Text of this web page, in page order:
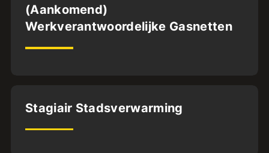
Dordrecht
32 uur
(Aankomend)
Werkverantwoordelijke Gasnetten
Utrecht
Stagiair Stadsverwarming